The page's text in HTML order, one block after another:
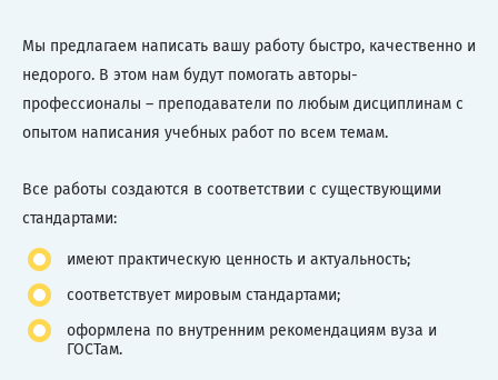
Мы предлагаем написать вашу работу быстро, качественно и
недорого. В этом нам будут помогать авторы-
профессионалы – преподаватели по любым дисциплинам с
опытом написания учебных работ по всем темам.
Все работы создаются в соответствии с существующими
стандартами:
имеют практическую ценность и актуальность;
соответствует мировым стандартами;
оформлена по внутренним рекомендациям вуза и
ГОСТам.